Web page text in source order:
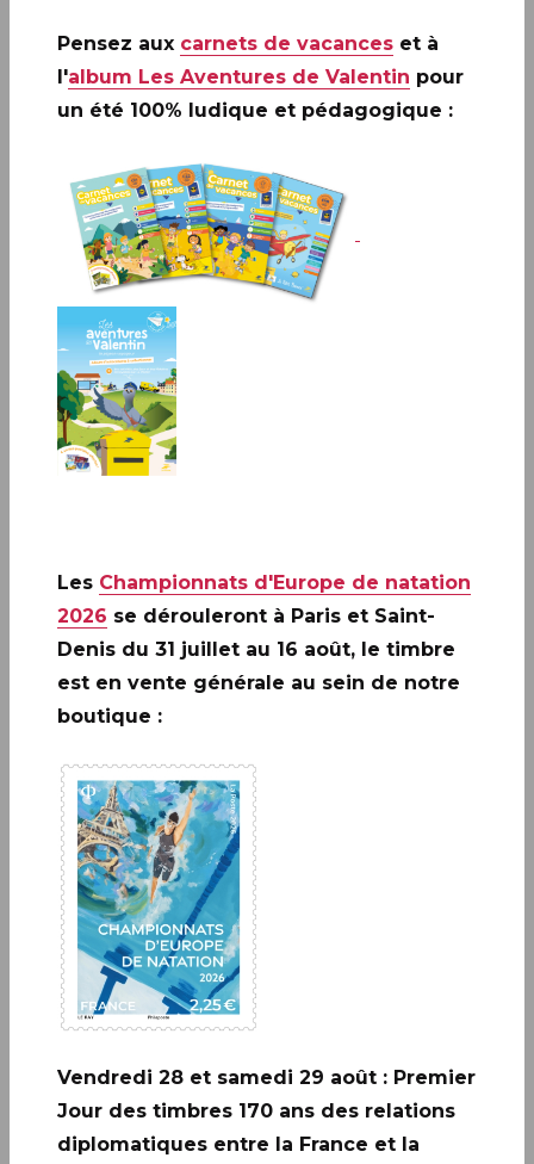
PARIS (9)
Infos complémentaires :Le collector
lancéen avant-première le 5 mai 2025 pour le
« Luffy Day »
auCarré d’Encre de 10h à 19h
Mathurins, 75009 PARIS
en présence de la mascotte Luffy !
BOULAZAC ISLE MANOIRE (24)
auCarré d’Imprimerie de 9h30 à 17h, ZI avenue
Benoit Frachon 24750 BOULAZAC ISLE MANOIRE
A ne pas rater: 20 ANS DE LA
CRÉATION DE PHILAPOSTE
2006 - 2026 / BLOC
Pensez aux carnets de vacances et à
l'album Les Aventures de Valentin pour
un été 100% ludique et pédagogique :
Les Championnats d'Europe de natation
2026 se dérouleront à Paris et Saint-
Denis du 31 juillet au 16 août, le timbre
est en vente générale au sein de notre
boutique :
Vendredi 28 et samedi 29 août : Premier
Jour des timbres 170 ans des relations
diplomatiques entre la France et la